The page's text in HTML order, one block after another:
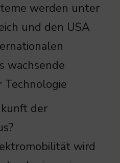
werden unter
und den USA
wachsende
Technologie
der
wird